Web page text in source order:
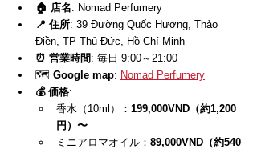
🏠 店名: Nomad Perfumery
📍 住所: 39 Đường Quốc Hương, Thảo
Điền, TP Thủ Đức, Hồ Chí Minh
⏰ 営業時間 : 毎日 9:00～21:00
🗺️ Google map: Nomad Perfumery
💰 価格:
香水（10ml）： 199,000VND（約1,200
円）〜
ミニアロマオイル： 89,000VND（約540